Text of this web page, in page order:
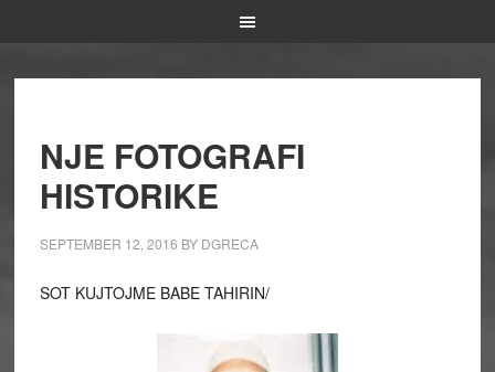
NJE FOTOGRAFI
HISTORIKE
SEPTEMBER 12, 2016 BY DGRECA
SOT KUJTOJME BABE TAHIRIN/